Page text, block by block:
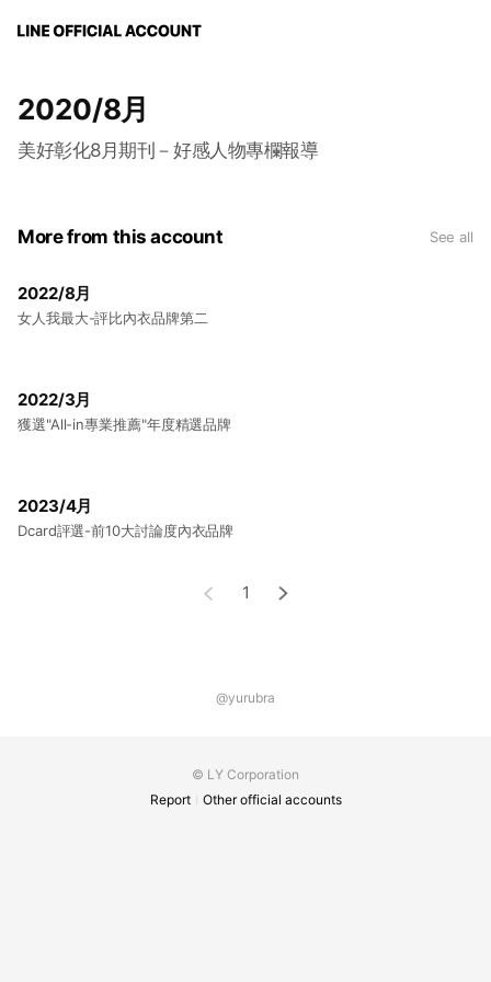
2020/8月
美好彰化8月期刊－好感人物專欄報導
More from this account See all
2022/8月
女人我最大-評比內衣品牌第二
2022/3月
獲選"All-in專業推薦"年度精選品牌
2023/4月
Dcard評選-前10大討論度內衣品牌
1
@yurubra
© LY Corporation
Report
Other official accounts